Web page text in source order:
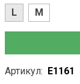
L M
Артикул:
E1161